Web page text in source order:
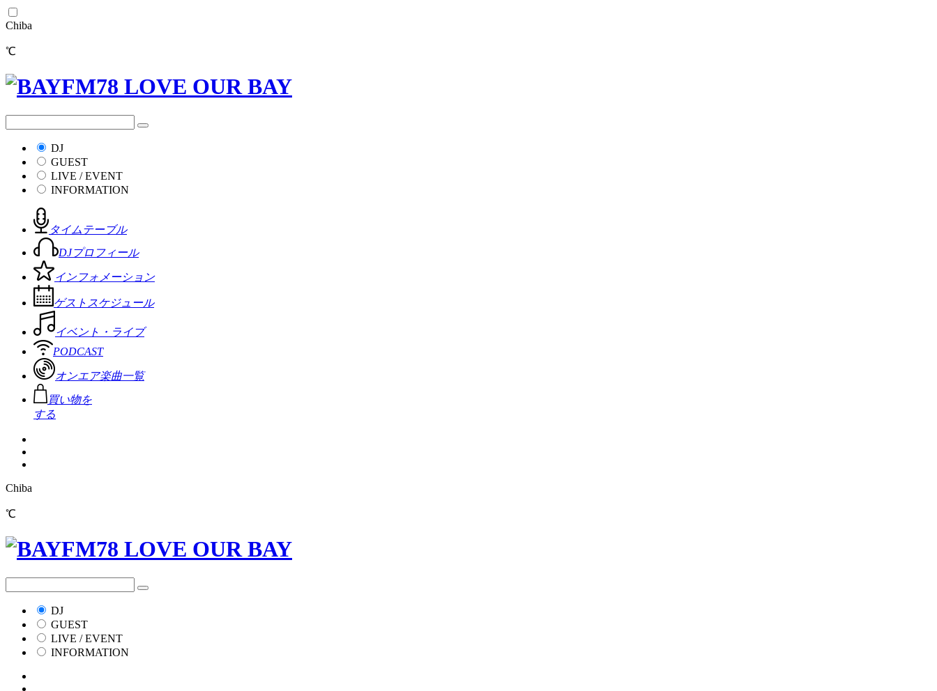
Chiba
℃
DJ
GUEST
LIVE / EVENT
INFORMATION
タイムテーブル
DJプロフィール
インフォメーション
ゲストスケジュール
イベント・ライブ
PODCAST
オンエア楽曲一覧
買い物を
する
Chiba
℃
DJ
GUEST
LIVE / EVENT
INFORMATION